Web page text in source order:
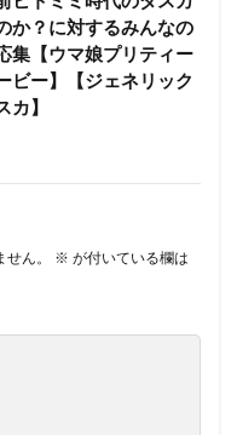
か？に対するみんなの
集【ウマ娘プリティー
ビー】【ジェネリック
カ】
ん。 ※ が付いている欄は